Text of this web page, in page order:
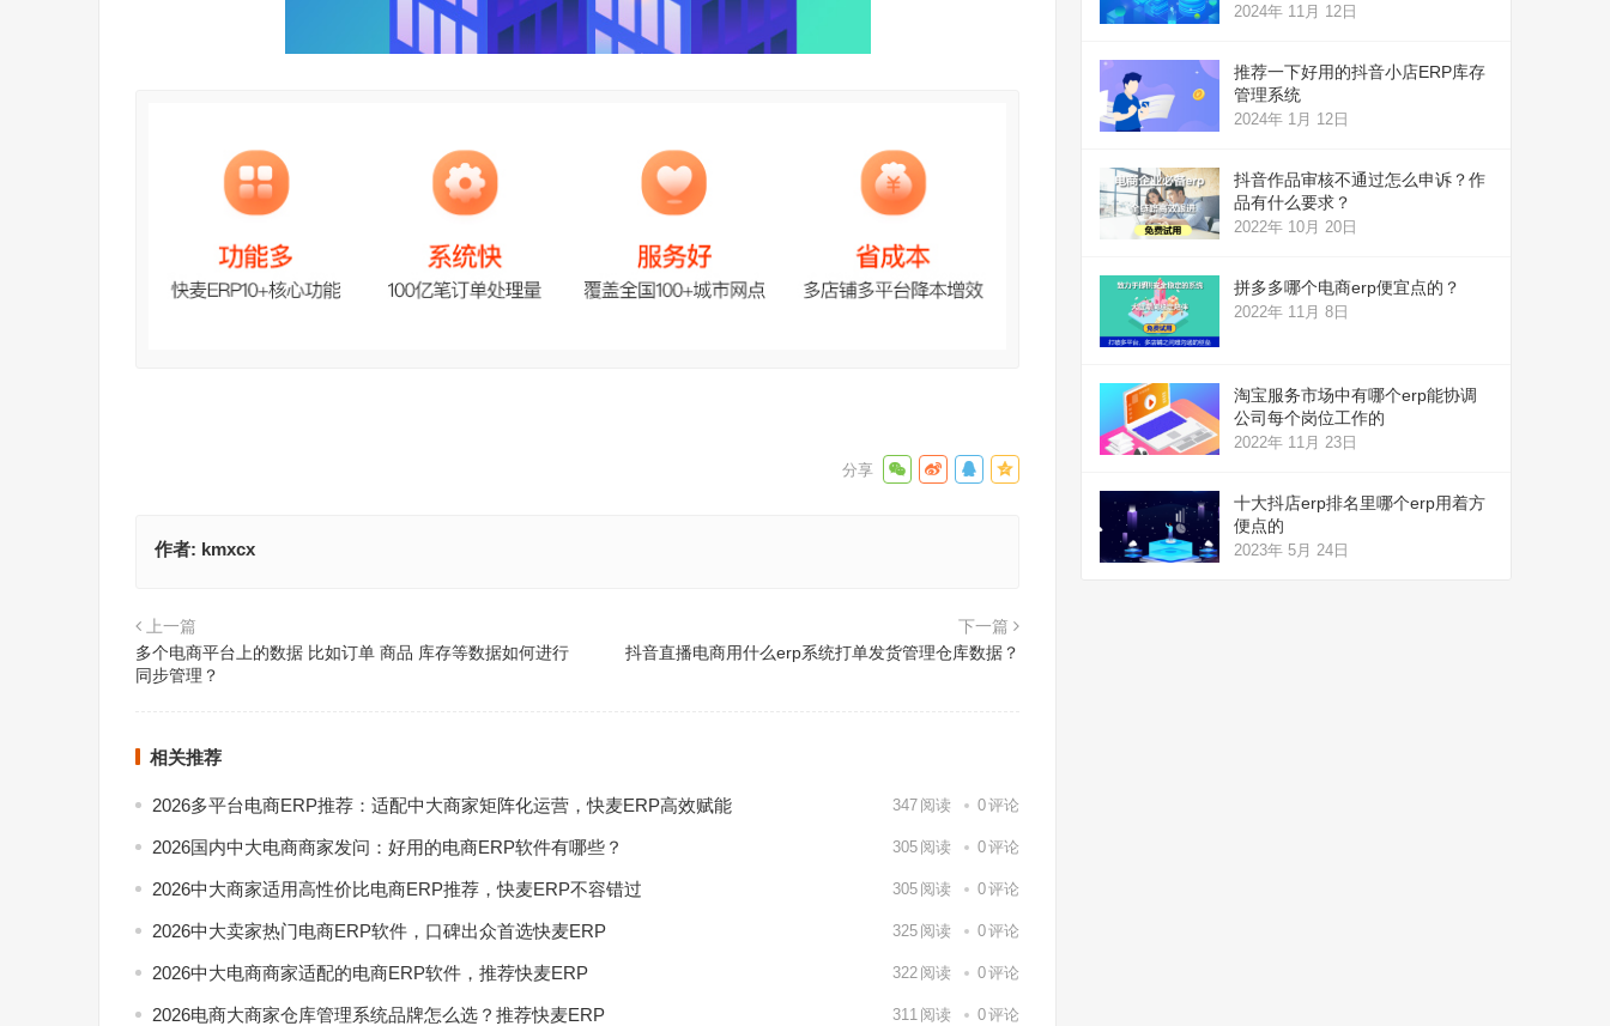
作者: kmxcx
上一篇
多个电商平台上的数据 比如订单 商品 库存等数据如何进行
同步管理？
下一篇
抖音直播电商用什么erp系统打单发货管理仓库数据？
相关推荐
2026多平台电商ERP推荐：适配中大商家矩阵化运营，快麦ERP高效赋能 347 阅读 0评论
2026国内中大电商商家发问：好用的电商ERP软件有哪些？ 305 阅读 0评论
2026中大商家适用高性价比电商ERP推荐，快麦ERP不容错过 305 阅读 0评论
2026中大卖家热门电商ERP软件，口碑出众首选快麦ERP 325 阅读 0评论
2026中大电商商家适配的电商ERP软件，推荐快麦ERP 322 阅读 0评论
2026电商大商家仓库管理系统品牌怎么选？推荐快麦ERP 311 阅读 0评论
2024年 11月 12日
推荐一下好用的抖音小店ERP库存
管理系统
2024年 1月 12日
抖音作品审核不通过怎么申诉？作
品有什么要求？
2022年 10月 20日
拼多多哪个电商erp便宜点的？
2022年 11月 8日
淘宝服务市场中有哪个erp能协调
公司每个岗位工作的
2022年 11月 23日
十大抖店erp排名里哪个erp用着方
便点的
2023年 5月 24日